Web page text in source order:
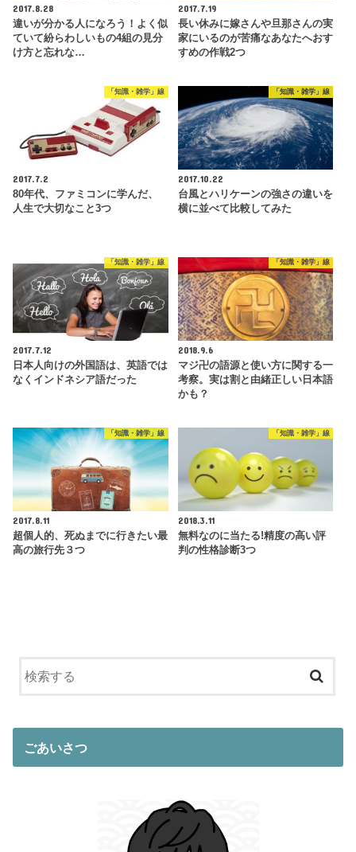
2017.8.28
違いが分かる人になろう！よく似
ていて紛らわしいもの4組の見分
け方と忘れな…
2017.7.19
長い休みに嫁さんや旦那さんの実
家にいるのが苦痛なあなたへおす
すめの作戦2つ
「知識・雑学」線
2017.7.2
80年代、ファミコンに学んだ、
人生で大切なこと3つ
「知識・雑学」線
2017.10.22
台風とハリケーンの強さの違いを
横に並べて比較してみた
「知識・雑学」線
2017.7.12
日本人向けの外国語は、英語では
なくインドネシア語だった
「知識・雑学」線
2018.9.6
マジ卍の語源と使い方に関する一
考察。実は割と由緒正しい日本語
かも？
「知識・雑学」線
2017.8.11
超個人的、死ぬまでに行きたい最
高の旅行先３つ
「知識・雑学」線
2018.3.11
無料なのに当たる!精度の高い評
判の性格診断3つ
ごあいさつ